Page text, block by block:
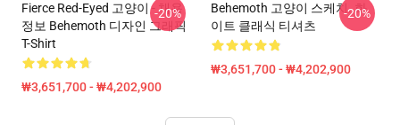
Fierce Red-Eyed 고양이 - 채용
정보 Behemoth 디자인 그래픽
T-Shirt
₩3,651,700 - ₩4,202,900
-20%
Behemoth 고양이 스케치. 화
이트 클래식 티셔츠
₩3,651,700 - ₩4,202,900
-20%